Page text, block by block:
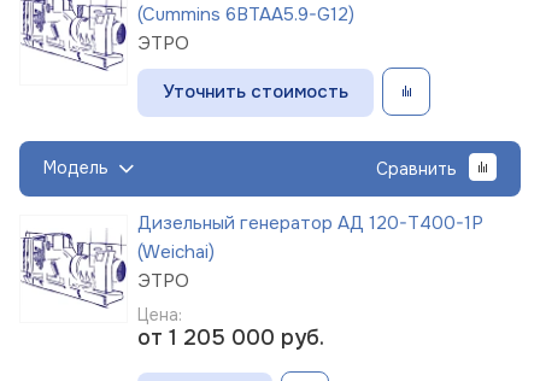
(Cummins 6BTAA5.9-G12)
ЭТРО
Уточнить стоимость
Модель Сравнить
Дизельный генератор АД 120-Т400-1Р
(Weichai)
ЭТРО
Цена:
от 1 205 000 руб.